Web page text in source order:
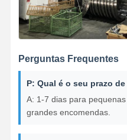
Perguntas Frequentes
P: Qual é o seu prazo
A: 1-7 dias para
grandes encomendas.